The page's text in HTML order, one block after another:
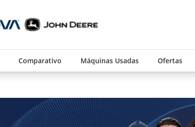
Comparativo Máquinas Usadas Ofertas